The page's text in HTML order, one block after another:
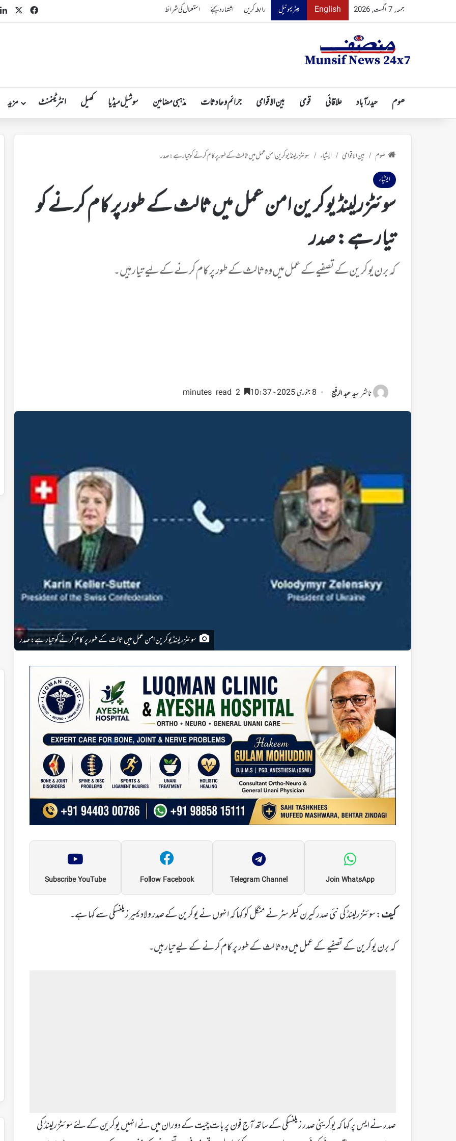
جمعہ, 7 اگست, 2026 English میٹریمونیل رابطہ کریں اشتہار دیجئے استعمال کی شرائط
ھوم حیدرآباد علاقائی قومی بین الاقوامی جرائم و حادثات مذہبی مضامین سوشیل میڈیا کھیل انٹرٹینمنٹ مزید
ھوم / بین الاقوامی / ایشیاء / سوئٹزرلینڈ یوکرین امن عمل میں ثالث کے طور پر کام کرنے کو تیار ہے: صدر
ایشیاء
سوئٹزرلینڈ یوکرین امن عمل میں ثالث کے طور پر کام کرنے کو
تیار ہے: صدر
کہ برن یوکرین کے تصفیے کے عمل میں وہ ثالث کے طور پر کام کرنے کے لیے تیار ہیں۔
ناشرسید عبد الرفیع 8 جنوری 2025 - 10:37
سوئٹزرلینڈ یوکرین امن عمل میں ثالث کے طور پر کام کرنے کو تیار ہے: صدر
Join WhatsApp
Telegram Channel
Follow Facebook
Subscribe YouTube
کیف: سوئٹزرلینڈ کی نئی صدر کیرن کیلر سٹر نے منگل کو کہا کہ انہوں نے یوکرین کے صدر ولادیمیر زیلنسکی سے کہا ہے۔
کہ برن یوکرین کے تصفیے کے عمل میں وہ ثالث کے طور پر کام کرنے کے لیے تیار ہیں۔
صدر نے ایس پر کہا کہ یوکرینی صدر زیلنسکی کے ساتھ آج فون پر بات چیت کے دوران میں نے انہیں یوکرین کے لئے سوئٹزرلینڈ کی